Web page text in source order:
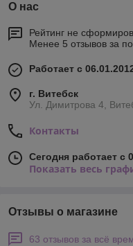
О нас
Рейтинг не
Менее 5 отзывов за
Работает с
г. Витебск
Ул. Димитрова 4,
Контакты
Сегодня работает с
Показать весь
Отзывы о магазине
63 отзывов за всё